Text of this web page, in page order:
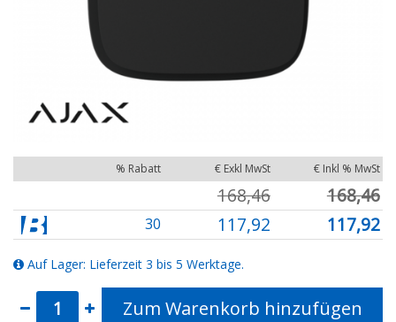
% Rabatt € Exkl MwSt € Inkl % MwSt
168,46 168,46
30 117,92 117,92
Auf Lager: Lieferzeit 3 bis 5 Werktage.
Zum Warenkorb hinzufügen